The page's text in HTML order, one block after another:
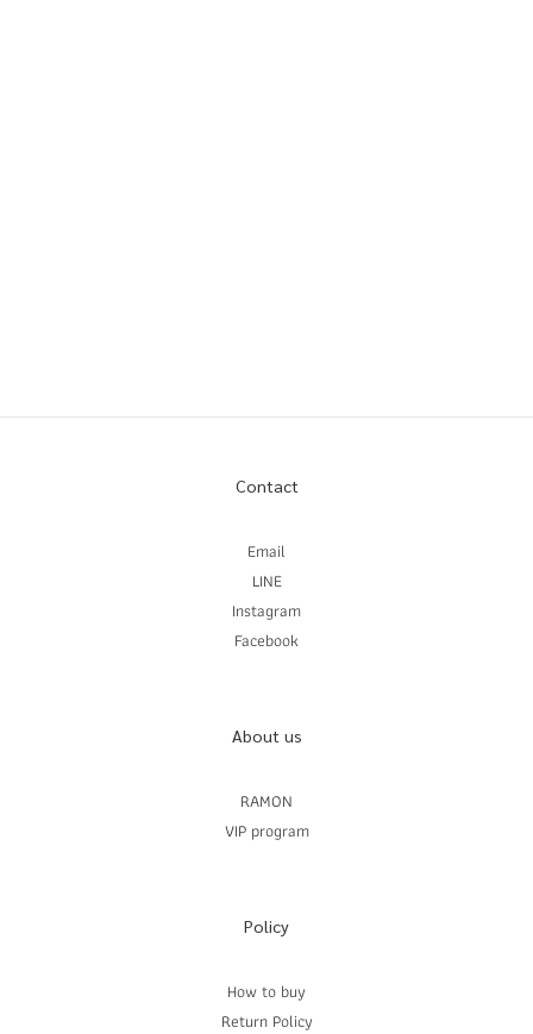
Contact
Email
LINE
Instagram
Facebook
About us
RAMON
VIP program
Policy
How to buy
Return Policy